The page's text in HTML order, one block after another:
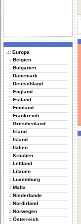
.:: Europa
:: Belgien
:: Bulgarien
:: Dänemark
:: Deutschland
:: England
:: Estland
:: Finnland
:: Frankreich
:: Griechenland
:: Irland
:: Island
:: Italien
:: Kroatien
:: Lettland
:: Litauen
:: Luxemburg
:: Malta
:: Niederlande
:: Nordirland
:: Norwegen
:: Österreich